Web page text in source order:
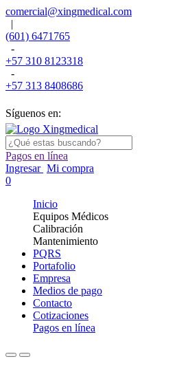
comercial@xingmedical.com
|
(601) 6471765
-
+57 310 8123318
-
+57 313 8408686
Síguenos en:
Pagos en línea
Ingresar Mi compra
0
Inicio
Equipos Médicos
Calibración
Mantenimiento
PQRS
Portafolio
Empresa
Medios de pago
Contacto
Cotizaciones
Pagos en línea